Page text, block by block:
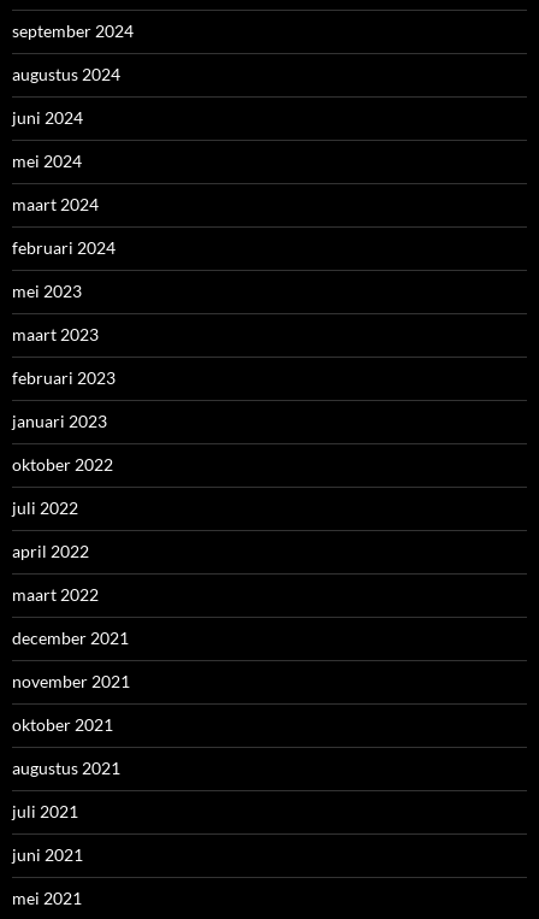
september 2024
augustus 2024
juni 2024
mei 2024
maart 2024
februari 2024
mei 2023
maart 2023
februari 2023
januari 2023
oktober 2022
juli 2022
april 2022
maart 2022
december 2021
november 2021
oktober 2021
augustus 2021
juli 2021
juni 2021
mei 2021